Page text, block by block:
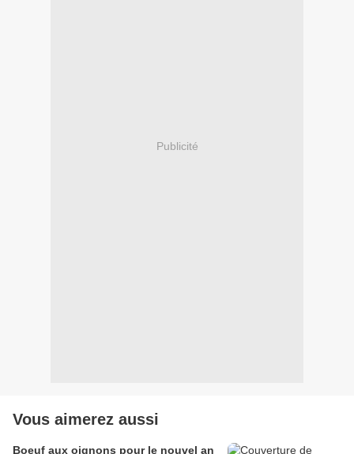
Publicité
Vous aimerez aussi
Boeuf aux oignons pour le nouvel an